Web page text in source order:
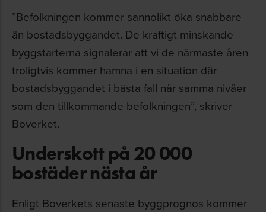
”Befolkningen kommer sannolikt öka snabbare
än bostadsbyggandet. De kraftigt minskande
byggstarterna signalerar att vi de närmaste åren
troligtvis kommer hamna i en situation där
bostadsbyggandet i bästa fall når samma nivåer
som den tillkommande befolkningen”, skriver
Boverket.
Underskott på 20 000
bostäder nästa år
Enligt Boverkets senaste byggprognos kommer